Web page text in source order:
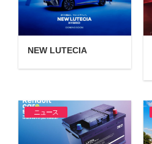
NEW LUTECIA
ニュース